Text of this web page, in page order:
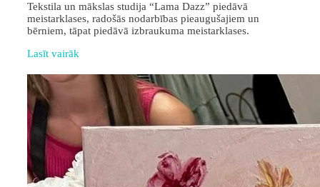
Tekstila un mākslas studija “Lama Dazz” piedāvā
meistarklases, radošās nodarbības pieaugušajiem un
bērniem, tāpat piedāvā izbraukuma meistarklases.
Lasīt vairāk